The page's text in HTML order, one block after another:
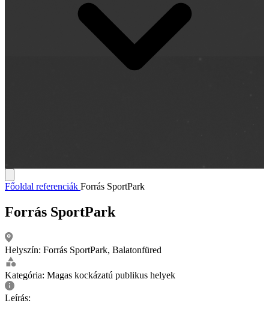
Főoldal referenciák Forrás SportPark
Forrás SportPark
Helyszín: Forrás SportPark, Balatonfüred
Kategória: Magas kockázatú publikus helyek
Leírás: